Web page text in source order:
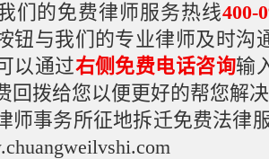
们的免费律师服务热线400-
钮与我们的专业律师及时沟
以通过右侧免费电话咨询输
回拨给您以便更好的帮您解
师事务所征地拆迁免费法律